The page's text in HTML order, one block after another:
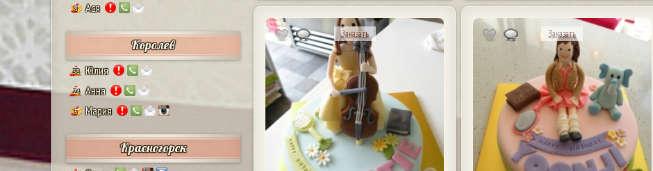
8 Ася
Королев
38 Юлия
24 Анна
5 Мария
Красногорск
Заказать Заказать